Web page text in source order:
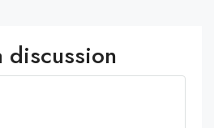
discussion